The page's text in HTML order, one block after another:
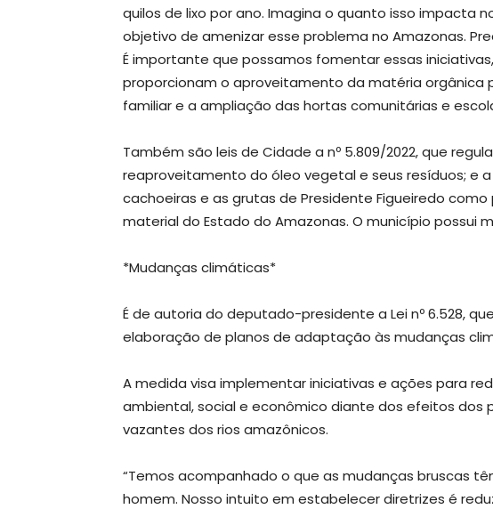
quilos de lixo por ano. Imagina o quanto isso impacta
objetivo de amenizar esse problema no Amazonas.
É importante que possamos fomentar essas
proporcionam o aproveitamento da matéria orgânica
familiar e a ampliação das hortas comunitárias e
Também são leis de Cidade a nº 5.809/2022, que
reaproveitamento do óleo vegetal e seus resíduos; e a
cachoeiras e as grutas de Presidente Figueiredo
material do Estado do Amazonas. O município possui
*Mudanças climáticas*
É de autoria do deputado-presidente a Lei nº 6.528,
elaboração de planos de adaptação às mudanças
A medida visa implementar iniciativas e ações para
ambiental, social e econômico diante dos efeitos dos
vazantes dos rios amazônicos.
“Temos acompanhado o que as mudanças bruscas
homem. Nosso intuito em estabelecer diretrizes é